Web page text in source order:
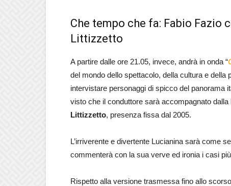
Che tempo che fa: Fabio Fazio
Littizzetto
A partire dalle ore 21.05, invece, andrà in onda “
del mondo dello spettacolo, della cultura e
intervistare personaggi di spicco del panorama
visto che il conduttore sarà accompagnato
Littizzetto, presenza fissa dal 2005.
L’irriverente e divertente Lucianina sarà come
commenterà con la sua verve ed ironia i casi
Rispetto alla versione trasmessa fino allo